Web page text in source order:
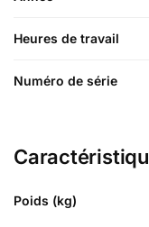
Heures de travail
Numéro de série
Poids (kg)